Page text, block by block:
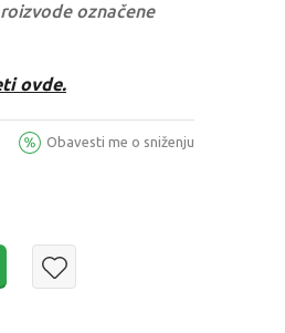
označene
ovde.
Obavesti me o sniženju